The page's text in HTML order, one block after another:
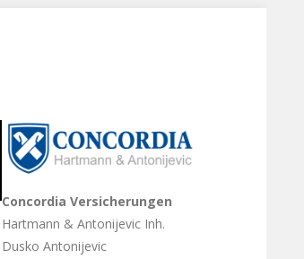
Concordia Versicherungen
Hartmann & Antonijevic Inh.
Dusko Antonijevic